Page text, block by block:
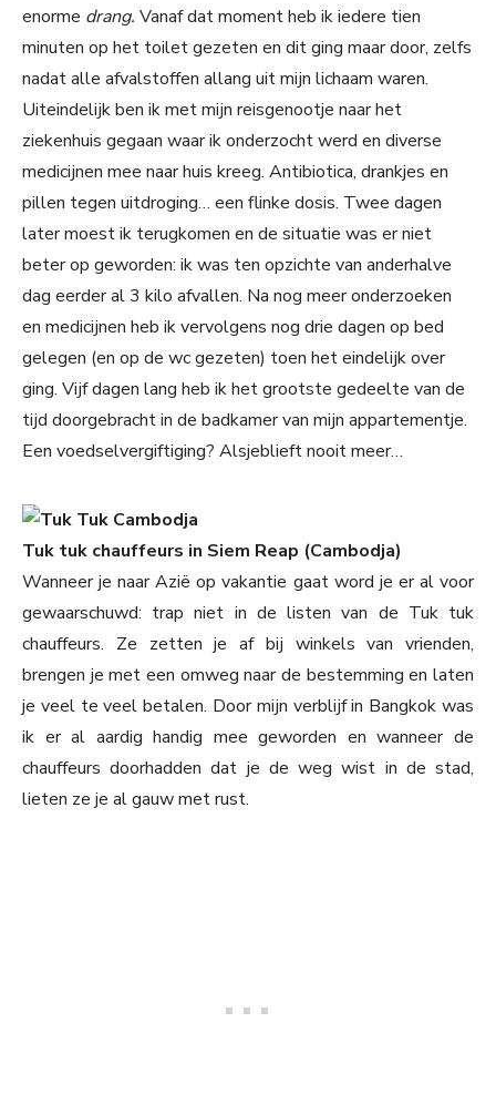
enorme drang. Vanaf dat moment heb ik iedere tien
minuten op het toilet gezeten en dit ging maar door, zelfs
nadat alle afvalstoffen allang uit mijn lichaam waren.
Uiteindelijk ben ik met mijn reisgenootje naar het
ziekenhuis gegaan waar ik onderzocht werd en diverse
medicijnen mee naar huis kreeg. Antibiotica, drankjes en
pillen tegen uitdroging… een flinke dosis. Twee dagen
later moest ik terugkomen en de situatie was er niet
beter op geworden: ik was ten opzichte van anderhalve
dag eerder al 3 kilo afvallen. Na nog meer onderzoeken
en medicijnen heb ik vervolgens nog drie dagen op bed
gelegen (en op de wc gezeten) toen het eindelijk over
ging. Vijf dagen lang heb ik het grootste gedeelte van de
tijd doorgebracht in de badkamer van mijn appartementje.
Een voedselvergiftiging? Alsjeblieft nooit meer…
Tuk tuk chauffeurs in Siem Reap (Cambodja)
Wanneer je naar Azië op vakantie gaat word je er al voor
gewaarschuwd: trap niet in de listen van de Tuk tuk
chauffeurs. Ze zetten je af bij winkels van vrienden,
brengen je met een omweg naar de bestemming en laten
je veel te veel betalen. Door mijn verblijf in Bangkok was
ik er al aardig handig mee geworden en wanneer de
chauffeurs doorhadden dat je de weg wist in de stad,
lieten ze je al gauw met rust.